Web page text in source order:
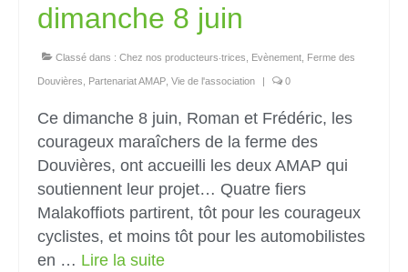
dimanche 8 juin
Classé dans : Chez nos producteurs‧trices Evènement Ferme des
Douvières Partenariat AMAP Vie de l'association 0
Ce dimanche 8 juin, Roman et Frédéric, les
courageux maraîchers de la ferme des
Douvières, ont accueilli les deux AMAP qui
soutiennent leur projet… Quatre fiers
Malakoffiots partirent, tôt pour les courageux
cyclistes, et moins tôt pour les automobilistes
en … Lire la suite­­